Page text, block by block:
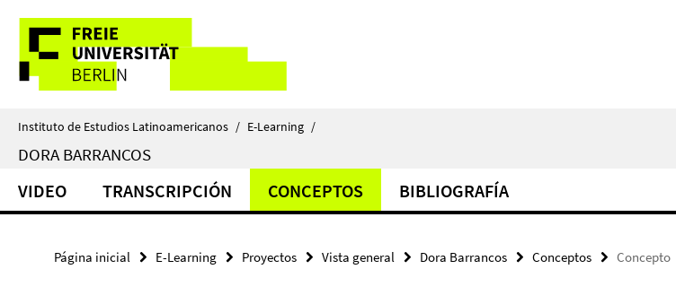
direkt
Inhalt
Herramientas
de
navegación
Instituto de Estudios Latinoamericanos / E-Learning /
DORA BARRANCOS
VIDEO TRANSCRIPCIÓN CONCEPTOS BIBLIOGRAFÍA
Página inicial E-Learning Proyectos Vista general Dora Barrancos Conceptos Concepto